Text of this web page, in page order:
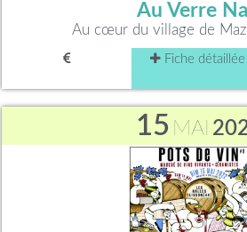
Au Verre
Au cœur du village de
Fiche détaillée
15 MAI